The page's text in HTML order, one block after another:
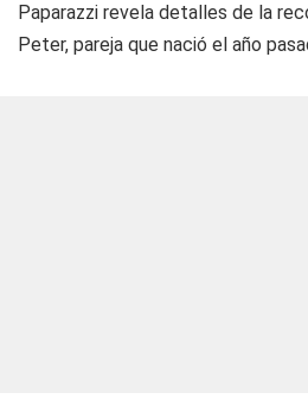
Paparazzi revela detalles de la
Peter, pareja que nació el año